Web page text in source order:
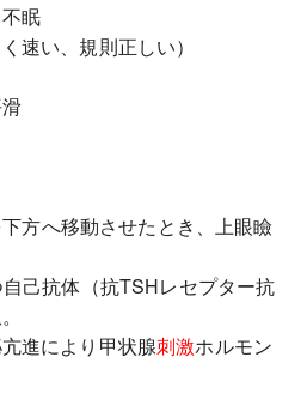
眠
い、規則正しい）
へ移動させたとき、上眼瞼
己抗体（抗TSHレセプター抗
進により甲状腺刺激ホルモン